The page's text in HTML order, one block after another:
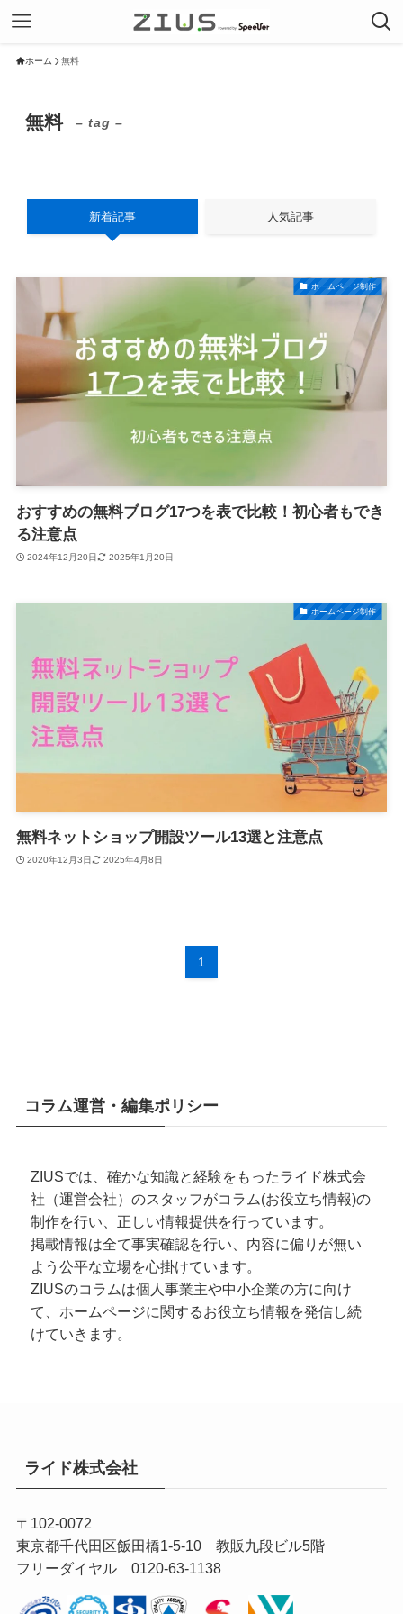
ホーム 無料
無料 – tag –
新着記事 人気記事
ホームページ制作
おすすめの無料ブログ17つを表で比較！初心者もでき
る注意点
2024年12月20日 2025年1月20日
ホームページ制作
無料ネットショップ開設ツール13選と注意点
2020年12月3日 2025年4月8日
1
コラム運営・編集ポリシー
ZIUSでは、確かな知識と経験をもったライド株式会
社（運営会社）のスタッフがコラム(お役立ち情報)の
制作を行い、正しい情報提供を行っています。
掲載情報は全て事実確認を行い、内容に偏りが無い
よう公平な立場を心掛けています。
ZIUSのコラムは個人事業主や中小企業の方に向け
て、ホームページに関するお役立ち情報を発信し続
けていきます。
ライド株式会社
〒102-0072
東京都千代田区飯田橋1-5-10 教販九段ビル5階
フリーダイヤル 0120-63-1138